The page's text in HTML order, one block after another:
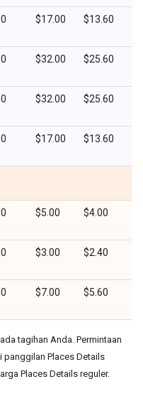
$17.00 $13.60
$32.00 $25.60
$32.00 $25.60
$17.00 $13.60
$5.00 $4.00
$3.00 $2.40
$7.00 $5.60
tagihan Anda. Permintaan
Places Details
Places Details reguler.